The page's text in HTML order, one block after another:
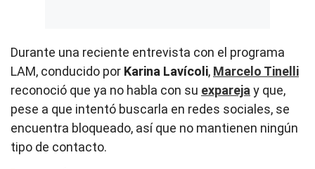
Durante una reciente entrevista con el programa
LAM, conducido por Karina Lavícoli, Marcelo Tinelli
reconoció que ya no habla con su expareja y que,
pese a que intentó buscarla en redes sociales, se
encuentra bloqueado, así que no mantienen ningún
tipo de contacto.